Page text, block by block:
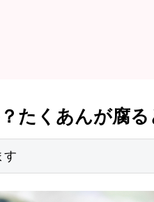
たくあんが腐る
す